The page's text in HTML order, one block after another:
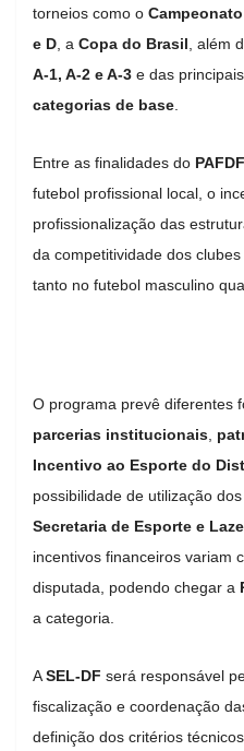
torneios como o
e D , a Copa do Brasil , além
A-1, A-2 e A-3 e das
categorias de base
Entre as finalidades do PAFDF
futebol profissional local, o
profissionalização das
da competitividade dos
tanto no futebol masculino
O programa prevê diferentes
parcerias institucionais
Incentivo ao Esporte do
possibilidade de utilização dos
Secretaria de Esporte e
incentivos financeiros variam
disputada, podendo chegar a
a categoria.
ASEL-DF será responsável
fiscalização e coordenação
definição dos critérios